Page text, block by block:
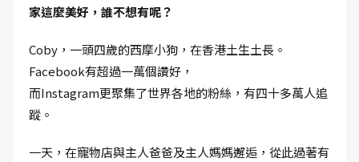
家這麼美好，誰不想有呢？
Coby，一頭四歲的西摩小狗，在香港土生土長。
Facebook有超過一萬個讚好，
而Instagram更聚集了世界各地的粉絲，有四十多萬人追
蹤。
一天，在寵物店與主人爸爸及主人媽媽邂逅，從此過著有